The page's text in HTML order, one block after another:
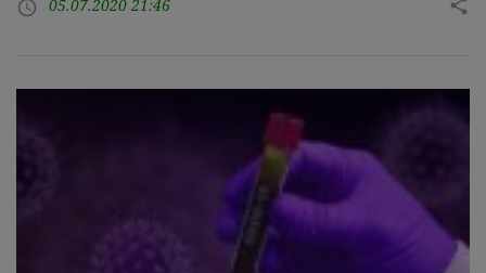
access_time 05.07.2020 21:46 share